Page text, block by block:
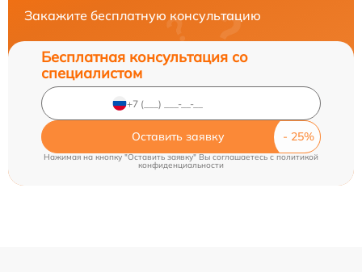
Закажите бесплатную консультацию
Бесплатная консультация со
специалистом
Оставить заявку
Нажимая на кнопку "Оставить заявку" Вы соглашаетесь cполитикой
конфиденциальности